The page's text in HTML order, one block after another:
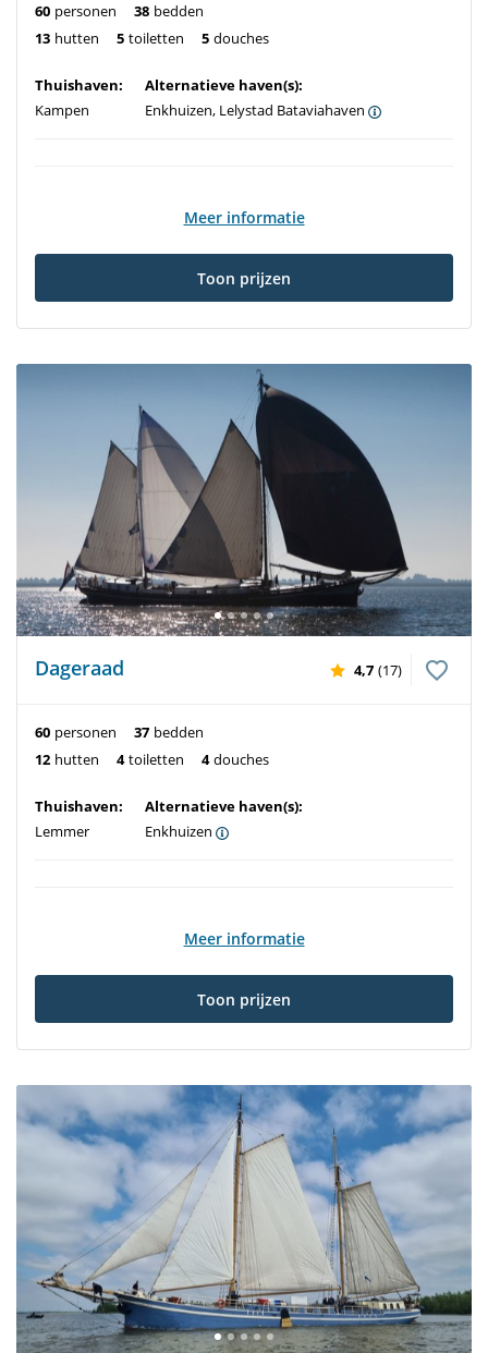
60 personen 38 bedden
13 hutten 5 toiletten 5 douches
Thuishaven:
Kampen
Alternatieve haven(s):
Enkhuizen, Lelystad Bataviahaven
Meer informatie
Toon prijzen
Dageraad 4,7 (17)
60 personen 37 bedden
12 hutten 4 toiletten 4 douches
Thuishaven:
Lemmer
Alternatieve haven(s):
Enkhuizen
Meer informatie
Toon prijzen